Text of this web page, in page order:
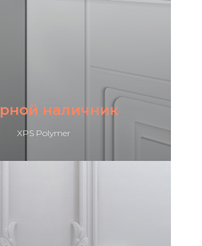
наличник
XPS Polymer